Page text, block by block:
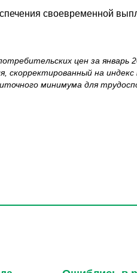
своевременной
цен за январь
на
минимума для